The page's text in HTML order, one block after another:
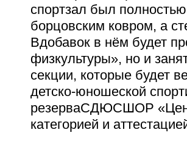
спортзал был
борцовским ковром, а
Вдобавок в нём будет
физкультуры», но и
секции, которые будет
детско-юношеской
резерваСДЮСШОР
категорией и